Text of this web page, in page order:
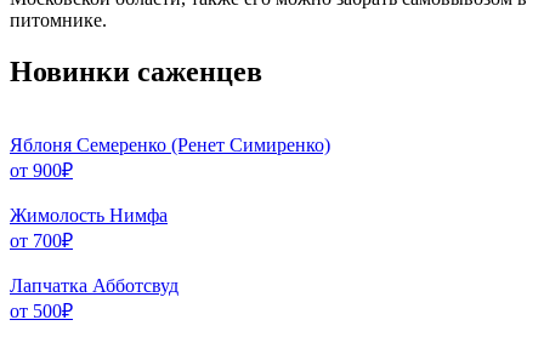
питомнике.
Новинки саженцев
Яблоня Семеренко (Ренет Симиренко)
от 900₽
Жимолость Нимфа
от 700₽
Лапчатка Абботсвуд
от 500₽